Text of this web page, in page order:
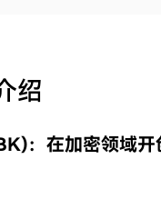
绍
：在加密领域开